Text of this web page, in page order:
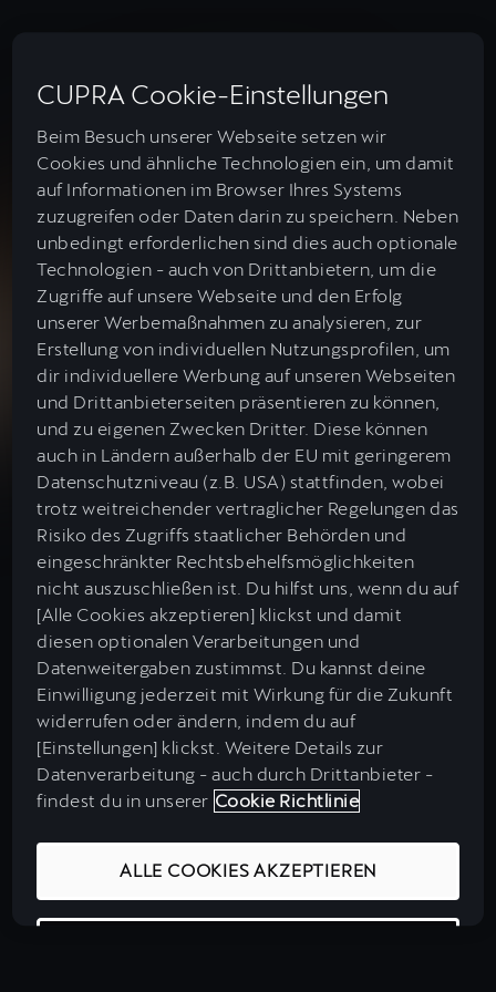
CONNECT⁸ für Born
Germany Deutsch
Alle CUPRA Modelle
Neuer Raval
Neuer Born
Tavascan
Leon
Leon Sportstourer
Formentor
Ateca
Elektromobilität
Öffentliches Laden
Zuhause Laden
Ladetarife
Wissenswertes
Ladestationen in Europa
Kostenvorteilsrechner
Reichweitenrechner
Neuwagensuche
Gebrauchtwagensuche
CUPRA Approved Gebrauchtwagen
Leasing & Finanzierung
Auto Leasing
Concierge Service
Garantie
CUPRA Connect
CUPRA Apps
MY CUPRA
Over-the-Air Updates
Navigationsupdates
CUPRA Customer Service
WhatsApp-Chat
Newsletter
Roadside Assistance (Pannenhilfe)
Online-Service Terminvereinbarung
Impressum & Rechtliches
Datenschutz & Cookies
Angaben Digital Services Act (DSA)
EU Data Act
CUPRA Jobbörse
CUPRA Mediacenter
CUPRA Cookie-Einstellungen
Beim Besuch unserer Webseite setzen wir
Cookies und ähnliche Technologien ein, um damit
auf Informationen im Browser Ihres Systems
zuzugreifen oder Daten darin zu speichern. Neben
unbedingt erforderlichen sind dies auch optionale
Technologien - auch von Drittanbietern, um die
Zugriffe auf unsere Webseite und den Erfolg
unserer Werbemaßnahmen zu analysieren, zur
Erstellung von individuellen Nutzungsprofilen, um
dir individuellere Werbung auf unseren Webseiten
und Drittanbieterseiten präsentieren zu können,
und zu eigenen Zwecken Dritter. Diese können
auch in Ländern außerhalb der EU mit geringerem
Datenschutzniveau (z.B. USA) stattfinden, wobei
trotz weitreichender vertraglicher Regelungen das
Risiko des Zugriffs staatlicher Behörden und
eingeschränkter Rechtsbehelfsmöglichkeiten
nicht auszuschließen ist. Du hilfst uns, wenn du auf
[Alle Cookies akzeptieren] klickst und damit
diesen optionalen Verarbeitungen und
Datenweitergaben zustimmst. Du kannst deine
Einwilligung jederzeit mit Wirkung für die Zukunft
widerrufen oder ändern, indem du auf
[Einstellungen] klickst. Weitere Details zur
Datenverarbeitung - auch durch Drittanbieter -
findest du in unserer Cookie Richtlinie
ALLE COOKIES AKZEPTIEREN